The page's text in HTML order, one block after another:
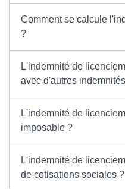
Comment se calcule
?
L'indemnité de
avec d'autres
L'indemnité de
imposable ?
L'indemnité de
de cotisations sociales ?